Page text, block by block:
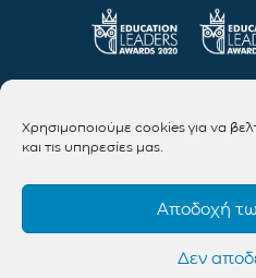
Χρησιμοποιούμε cookies για να
και τις υπηρεσίες μας.
Αποδοχή
Δεν